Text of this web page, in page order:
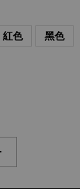
紅色 黑色